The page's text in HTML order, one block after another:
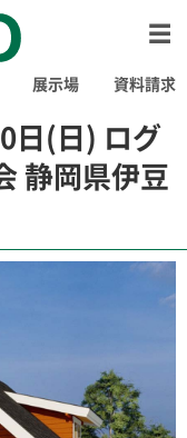
展示場 資料請求
日(日) ログ
静岡県伊豆